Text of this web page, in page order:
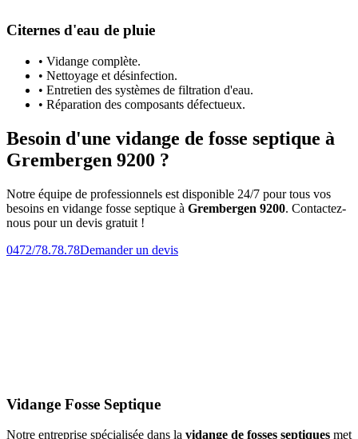
Citernes d'eau de pluie
• Vidange complète.
• Nettoyage et désinfection.
• Entretien des systèmes de filtration d'eau.
• Réparation des composants défectueux.
Besoin d'une vidange de fosse septique à
Grembergen 9200 ?
Notre équipe de professionnels est disponible 24/7 pour tous vos
besoins en vidange fosse septique à Grembergen 9200. Contactez-
nous pour un devis gratuit !
0472/78.78.78Demander un devis
Vidange Fosse Septique
Notre entreprise spécialisée dans la vidange de fosses septiques met